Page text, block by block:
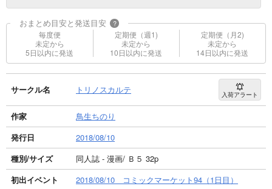
おまとめ目安と発送目安 ?
毎度便
未定から
5日以内に発送
定期便（週1)
未定から
10日以内に発送
定期便（月2)
未定から
14日以内に発送
サークル名 トリノスカルテ 入荷アラート
作家
鳥生ちのり
発行日
2018/08/10
種別/サイズ
同人誌 - 漫画/ Ｂ５ 32p
初出イベント
2018/08/10 コミックマーケット94（1日目）